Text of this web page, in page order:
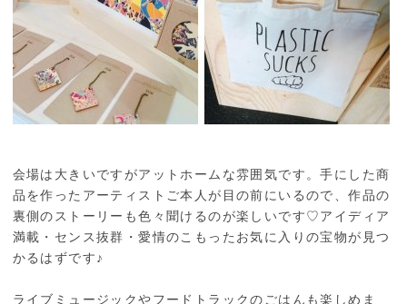
会場は大きいですがアットホームな雰囲気です。手にした商
品を作ったアーティストご本人が目の前にいるので、作品の
裏側のストーリーも色々聞けるのが楽しいです♡アイディア
満載・センス抜群・愛情のこもったお気に入りの宝物が見つ
かるはずです♪
ライブミュージックやフードトラックのごはんも楽しめま